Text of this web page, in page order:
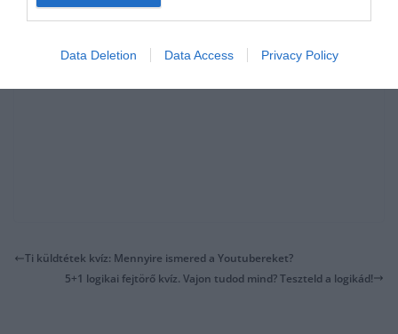
Data Deletion Data Access Privacy Policy
Ti küldtétek kvíz: Mennyire ismered a Youtubereket?
5+1 logikai fejtörő kvíz. Vajon tudod mind? Teszteld a logikád!